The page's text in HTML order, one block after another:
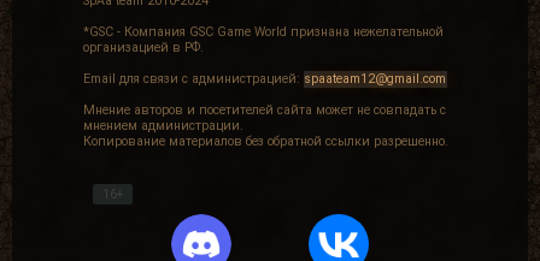
*GSC - Компания GSC Game World признана нежелательной
организацией в РФ.
Email для связи с администрацией: spaateam12@gmail.com
Мнение авторов и посетителей сайта может не совпадать с
мнением администрации.
Копирование материалов без обратной ссылки разрешенно.
16+